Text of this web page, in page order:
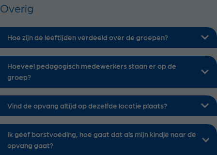
Overig
Hoe zijn de leeftijden verdeeld over de groepen?
Hoeveel pedagogisch medewerkers staan er op de
groep?
Vind de opvang altijd op dezelfde locatie plaats?
Ik geef borstvoeding, hoe gaat dat als mijn kindje naar de
opvang gaat?